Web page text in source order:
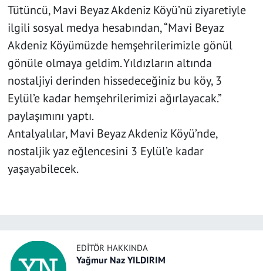
Tütüncü, Mavi Beyaz Akdeniz Köyü’nü ziyaretiyle
ilgili sosyal medya hesabından, “Mavi Beyaz
Akdeniz Köyümüzde hemşehrilerimizle gönül
gönüle olmaya geldim. Yıldızların altında
nostaljiyi derinden hissedeceğiniz bu köy, 3
Eylül’e kadar hemşehrilerimizi ağırlayacak.”
paylaşımını yaptı.
Antalyalılar, Mavi Beyaz Akdeniz Köyü’nde,
nostaljik yaz eğlencesini 3 Eylül’e kadar
yaşayabilecek.
EDITÖR HAKKINDA
Yağmur Naz YILDIRIM